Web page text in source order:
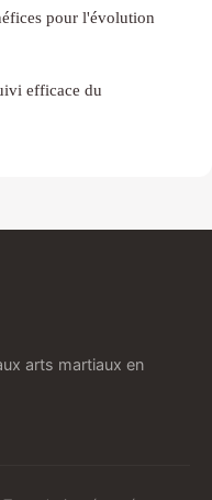
pour l'évolution
efficace du
arts martiaux en